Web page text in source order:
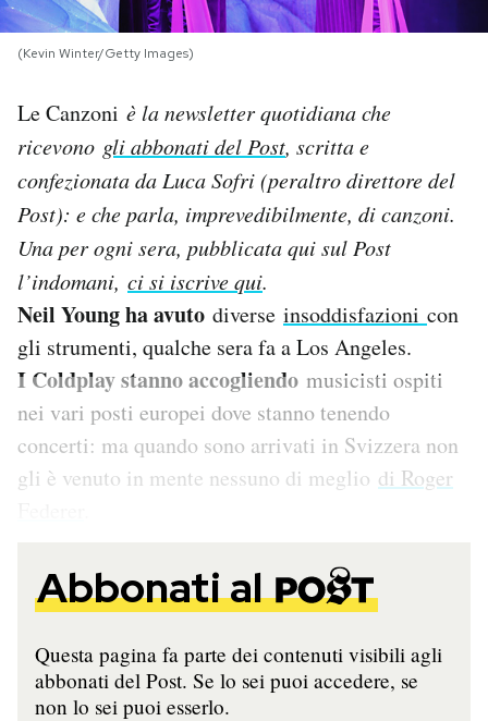
NEWSLETTER
I MIEI PREFERITI
SHOP
CALENDARIO
AREA PERSONALE
Area Personale
Notifiche mobile
Regala il Post
Hai bisogno di aiuto?
(Kevin Winter/Getty Images)
Le Canzoni è la newsletter quotidiana che
ricevono gli abbonati del Post, scritta e
confezionata da Luca Sofri (peraltro direttore del
Post): e che parla, imprevedibilmente, di canzoni.
Una per ogni sera, pubblicata qui sul Post
l’indomani, ci si iscrive qui.
Neil Young ha avuto diverse insoddisfazioni con
gli strumenti, qualche sera fa a Los Angeles.
I Coldplay stanno accogliendo musicisti ospiti
nei vari posti europei dove stanno tenendo
concerti: ma quando sono arrivati in Svizzera non
gli è venuto in mente nessuno di meglio di Roger
Abbonati al
Questa pagina fa parte dei contenuti visibili agli
abbonati del Post. Se lo sei puoi accedere, se
non lo sei puoi esserlo.